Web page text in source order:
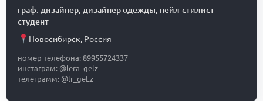
граф. дизайнер, дизайнер одежды, нейл-стилист—
студент
Новосибирск, Россия
номер телефона: 89955724337
инстаграм: @lera_gelz
телеграмм: @lr_geLz